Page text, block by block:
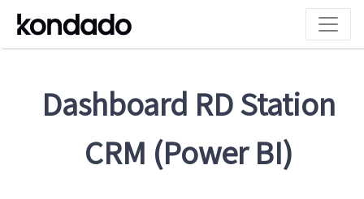
Dashboard RD Station
CRM (Power BI)